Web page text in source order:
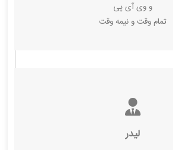
و وی آی پی
تمام وقت و نیمه وقت
لیدر